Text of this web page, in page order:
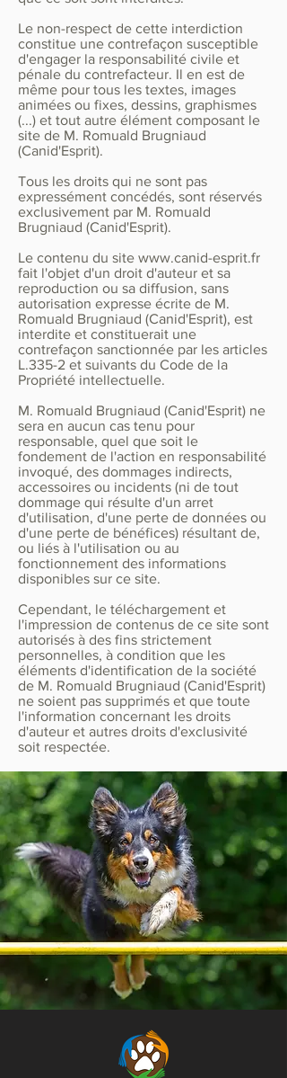
Le non-respect de cette interdiction
constitue une contrefaçon susceptible
d'engager la responsabilité civile et
pénale du contrefacteur. Il en est de
même pour tous les textes, images
animées ou fixes, dessins, graphismes
(...) et tout autre élément composant le
site de M. Romuald Brugniaud
(Canid'Esprit).
Tous les droits qui ne sont pas
expressément concédés, sont réservés
exclusivement par M. Romuald
Brugniaud (Canid'Esprit).
Le contenu du site www.canid-esprit.fr
fait l'objet d'un droit d'auteur et sa
reproduction ou sa diffusion, sans
autorisation expresse écrite de M.
Romuald Brugniaud (Canid'Esprit), est
interdite et constituerait une
contrefaçon sanctionnée par les articles
L.335-2 et suivants du Code de la
Propriété intellectuelle.
M. Romuald Brugniaud (Canid'Esprit) ne
sera en aucun cas tenu pour
responsable, quel que soit le
fondement de l'action en responsabilité
invoqué, des dommages indirects,
accessoires ou incidents (ni de tout
dommage qui résulte d'un arret
d'utilisation, d'une perte de données ou
d'une perte de bénéfices) résultant de,
ou liés à l'utilisation ou au
fonctionnement des informations
disponibles sur ce site.
Cependant, le téléchargement et
l'impression de contenus de ce site sont
autorisés à des fins strictement
personnelles, à condition que les
éléments d'identification de la société
de M. Romuald Brugniaud (Canid'Esprit)
ne soient pas supprimés et que toute
l'information concernant les droits
d'auteur et autres droits d'exclusivité
soit respectée.